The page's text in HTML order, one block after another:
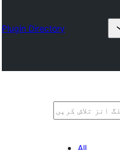
Plugin Directory
تلاش
All